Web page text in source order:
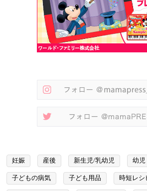
妊娠 産後 新生児/乳幼児 幼児
子どもの病気 子ども用品 時短レシ